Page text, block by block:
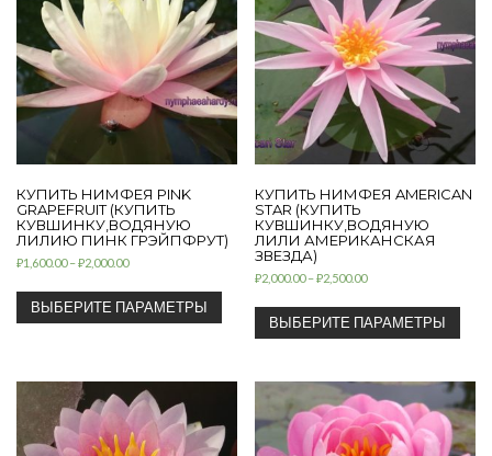
КУПИТЬ НИМФЕЯ PINK
GRAPEFRUIT (КУПИТЬ
КУВШИНКУ,ВОДЯНУЮ
ЛИЛИЮ ПИНК ГРЭЙПФРУТ)
₽1,600.00–₽2,000.00
ВЫБЕРИТЕ ПАРАМЕТРЫ
КУПИТЬ НИМФЕЯ AMERICAN
STAR (КУПИТЬ
КУВШИНКУ,ВОДЯНУЮ
ЛИЛИ АМЕРИКАНСКАЯ
ЗВЕЗДА)
₽2,000.00–₽2,500.00
ВЫБЕРИТЕ ПАРАМЕТРЫ